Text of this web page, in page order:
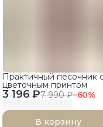
3 196 ₽7 990 ₽−60%
Практичный песочник
цветочным принтом
В корзину